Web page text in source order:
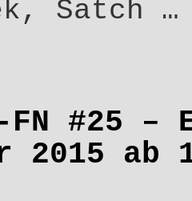
Satch
FN #25 –
2015 ab